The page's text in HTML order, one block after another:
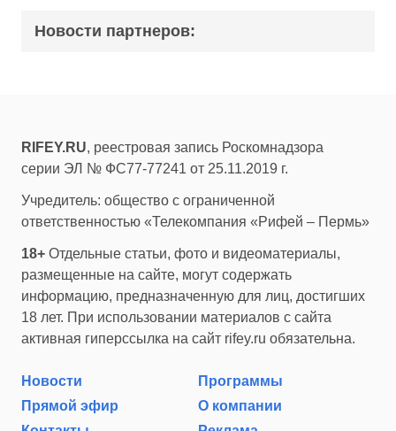
Новости партнеров:
RIFEY.RU, реестровая запись Роскомнадзора
серии ЭЛ № ФС77-77241 от 25.11.2019 г.
Учредитель: общество с ограниченной
ответственностью «Телекомпания «Рифей – Пермь»
18+ Отдельные статьи, фото и видеоматериалы,
размещенные на сайте, могут содержать
информацию, предназначенную для лиц, достигших
18 лет. При использовании материалов с сайта
активная гиперссылка на сайт rifey.ru обязательна.
Новости
Программы
Прямой эфир
О компании